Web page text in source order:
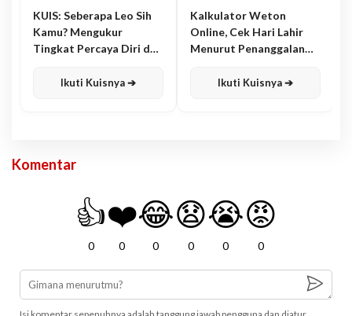
KUIS: Seberapa Leo Sih
Kamu? Mengukur
Tingkat Percaya Diri dan
Ikuti Kuisnya ➔
Kalkulator Weton
Online, Cek Hari Lahir
Menurut Penanggalan
Ikuti Kuisnya ➔
Komentar
👍
0
❤️
0
😂
0
😧
0
😭
0
😡
0